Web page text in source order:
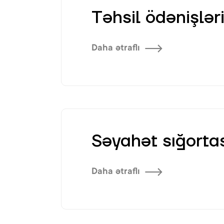
Təhsil ödənişləri
Daha ətraflı
Səyahət
Daha ətraflı